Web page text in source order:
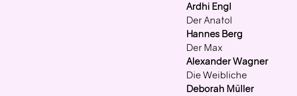
Ardhi Engl
Der Anatol
Hannes Berg
Der Max
Alexander Wagner
Die Weibliche
Deborah Müller